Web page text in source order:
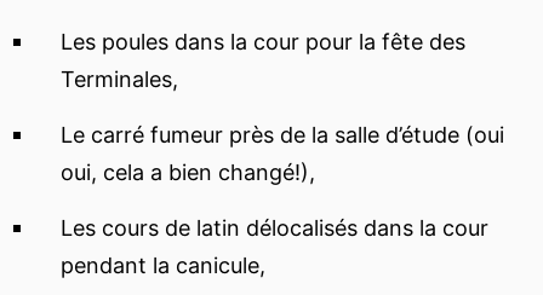
Les poules dans la cour pour la fête des
Terminales,
Le carré fumeur près de la salle d’étude (oui
oui, cela a bien changé!),
Les cours de latin délocalisés dans la cour
pendant la canicule,